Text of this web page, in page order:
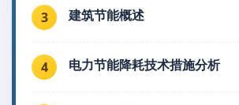
3 建筑节能概述
4 电力节能降耗技术措施分析